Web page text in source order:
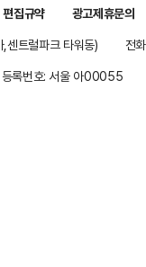
편집규약
광고제휴문의
센트럴파크 타워동)
전
등록번호: 서울 아00055